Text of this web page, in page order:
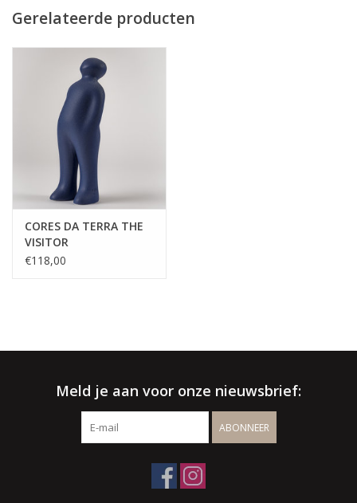
√ Meer info: 0032 56 66 45 07 /
Gerelateerde producten
CORES DA TERRA THE
VISITOR
€118,00
Meld je aan voor onze nieuwsbrief:
ABONNEER